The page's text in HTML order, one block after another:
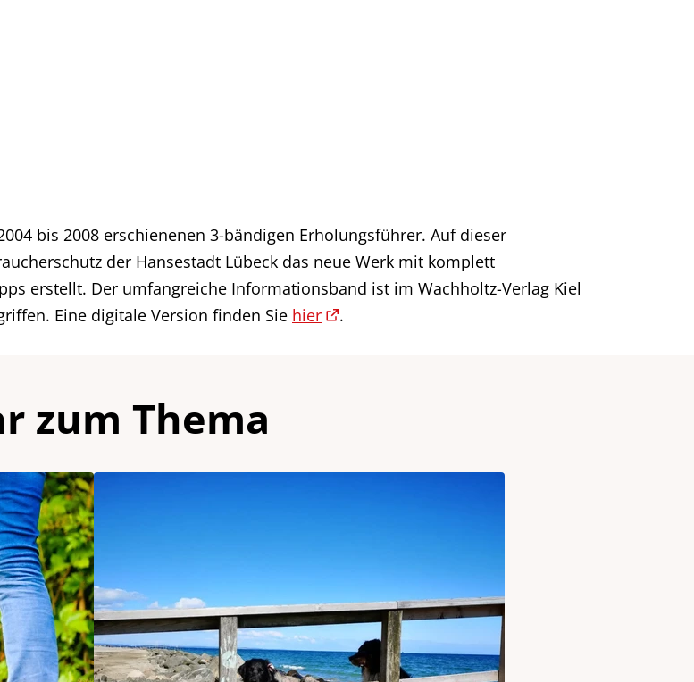
bis 2008 erschienenen 3-bändigen Erholungsführer. Auf dieser
der Hansestadt Lübeck das neue Werk mit komplett
erstellt. Der umfangreiche Informationsband ist im Wachholtz-Verlag Kiel
Eine digitale Version finden Sie hier .
zum Thema